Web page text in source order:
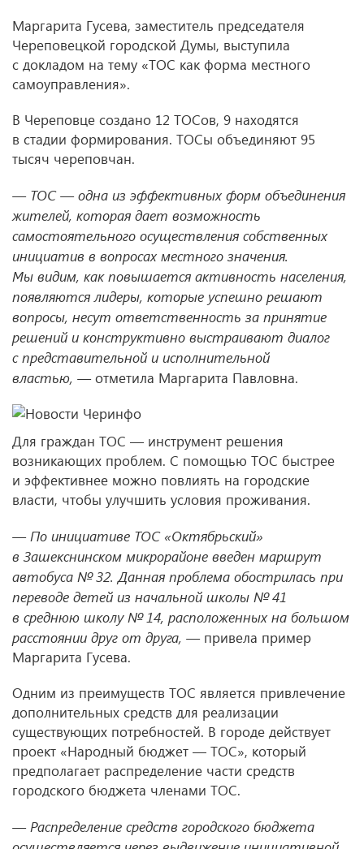
Маргарита Гусева, заместитель председателя
Череповецкой городской Думы, выступила
с докладом на тему «ТОС как форма местного
самоуправления».
В Череповце создано 12 ТОСов, 9 находятся
в стадии формирования. ТОСы объединяют 95
тысяч череповчан.
— ТОС — одна из эффективных форм объединения
жителей, которая дает возможность
самостоятельного осуществления собственных
инициатив в вопросах местного значения.
Мы видим, как повышается активность населения,
появляются лидеры, которые успешно решают
вопросы, несут ответственность за принятие
решений и конструктивно выстраивают диалог
с представительной и исполнительной
властью, —отметила Маргарита Павловна.
Для граждан ТОС — инструмент решения
возникающих проблем. С помощью ТОС быстрее
и эффективнее можно повлиять на городские
власти, чтобы улучшить условия проживания.
— По инициативе ТОС «Октябрьский»
в Зашекснинском микрорайоне введен маршрут
автобуса № 32. Данная проблема обострилась при
переводе детей из начальной школы № 41
в среднюю школу № 14, расположенных на большом
расстоянии друг от друга, —привела пример
Маргарита Гусева.
Одним из преимуществ ТОС является привлечение
дополнительных средств для реализации
существующих потребностей. В городе действует
проект «Народный бюджет — ТОС», который
предполагает распределение части средств
городского бюджета членами ТОС.
— Распределение средств городского бюджета